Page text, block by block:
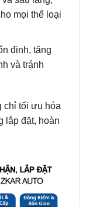
định, tăng
và tránh
tối ưu hóa